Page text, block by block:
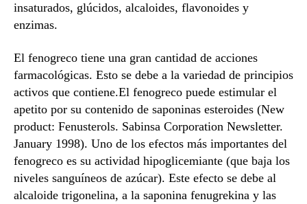
insaturados, glúcidos, alcaloides, flavonoides y
enzimas.
El fenogreco tiene una gran cantidad de acciones
farmacológicas. Esto se debe a la variedad de principios
activos que contiene.El fenogreco puede estimular el
apetito por su contenido de saponinas esteroides (New
product: Fenusterols. Sabinsa Corporation Newsletter.
January 1998). Uno de los efectos más importantes del
fenogreco es su actividad hipoglicemiante (que baja los
niveles sanguíneos de azúcar). Este efecto se debe al
alcaloide trigonelina, a la saponina fenugrekina y las